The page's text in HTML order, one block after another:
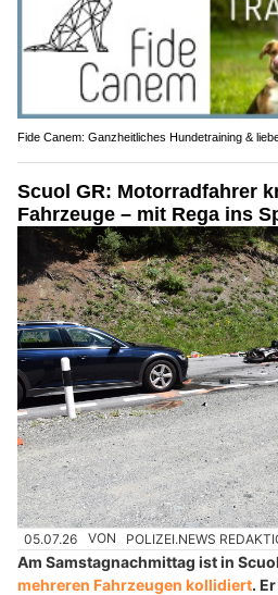
Fide Canem: Ganzheitliches Hundetraining &
Scuol GR: Motorradfahrer
Fahrzeuge – mit Rega ins
05.07.26 VON POLIZEI.NEWS
Am Samstagnachmittag ist in
mehreren Fahrzeugen kollidiert.